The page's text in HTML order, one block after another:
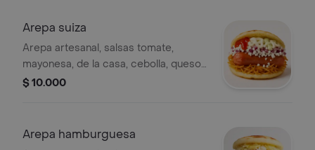
Arepa suiza
Arepa artesanal, salsas tomate,
mayonesa, de la casa, cebolla, queso
costeño, salchicha suiza, ripio
$ 10.000
Arepa hamburguesa